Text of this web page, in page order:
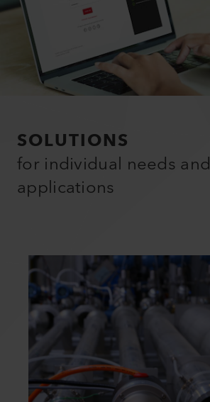
SOLUTIONS
for individual needs and
applications